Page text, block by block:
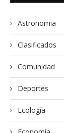
Astronomia
Clasificados
Comunidad
Deportes
Ecología